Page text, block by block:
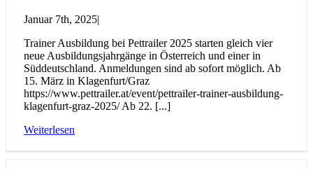
Januar 7th, 2025|
Trainer Ausbildung bei Pettrailer 2025 starten gleich vier
neue Ausbildungsjahrgänge in Österreich und einer in
Süddeutschland. Anmeldungen sind ab sofort möglich. Ab
15. März in Klagenfurt/Graz
https://www.pettrailer.at/event/pettrailer-trainer-ausbildung-
klagenfurt-graz-2025/ Ab 22. [...]
Weiterlesen